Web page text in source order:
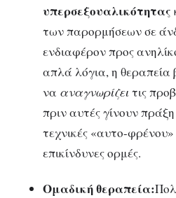
υπερσεξουαλικότητας
των παρορμήσεων σε
ενδιαφέρον προς
απλά λόγια, η θεραπεία
να αναγνωρίζει τις
πριν αυτές γίνουν
τεχνικές «αυτο-
επικίνδυνες ορμές.
Ομαδική θεραπεία: